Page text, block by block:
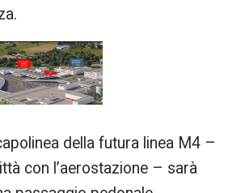
della futura linea M4 –
con l’aerostazione – sarà